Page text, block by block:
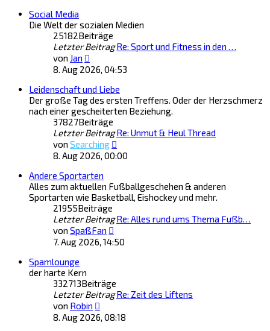
Social Media
Die Welt der sozialen Medien
25182Beiträge
Letzter Beitrag Re: Sport und Fitness in den …
von Jan
Beitrag
8. Aug 2026, 04:53
Leidenschaft und Liebe
Der große Tag des ersten Treffens. Oder der Herzschmerz
nach einer gescheiterten Beziehung.
37827Beiträge
Letzter Beitrag Re: Unmut & Heul Thread
von Searching
Beitrag
8. Aug 2026, 00:00
Andere Sportarten
Alles zum aktuellen Fußballgeschehen & anderen
Sportarten wie Basketball, Eishockey und mehr.
21955Beiträge
Letzter Beitrag Re: Alles rund ums Thema Fußb…
von SpaßFan
Beitrag
7. Aug 2026, 14:50
Spamlounge
der harte Kern
332713Beiträge
Letzter Beitrag Re: Zeit des Liftens
von Robin
Beitrag
8. Aug 2026, 08:18